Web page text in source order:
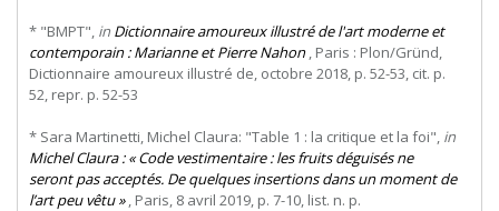
* "BMPT", in Dictionnaire amoureux illustré de l'art moderne et
contemporain : Marianne et Pierre Nahon, Paris : Plon/Gründ,
Dictionnaire amoureux illustré de, octobre 2018, p. 52-53, cit. p.
52, repr. p. 52-53
* Sara Martinetti, Michel Claura: "Table 1 : la critique et la foi", in
Michel Claura : « Code vestimentaire : les fruits déguisés ne
seront pas acceptés. De quelques insertions dans un moment de
l’art peu vêtu », Paris, 8 avril 2019, p. 7-10, list. n. p.